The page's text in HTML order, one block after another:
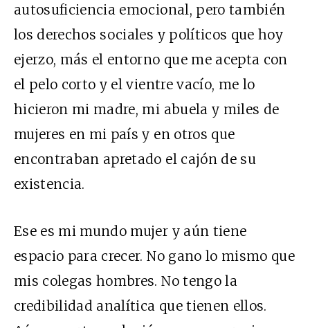
autosuficiencia emocional, pero también
los derechos sociales y políticos que hoy
ejerzo, más el entorno que me acepta con
el pelo corto y el vientre vacío, me lo
hicieron mi madre, mi abuela y miles de
mujeres en mi país y en otros que
encontraban apretado el cajón de su
existencia.
Ese es mi mundo mujer y aún tiene
espacio para crecer. No gano lo mismo que
mis colegas hombres. No tengo la
credibilidad analítica que tienen ellos.